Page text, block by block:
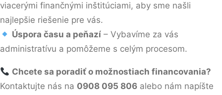
viacerými finančnými inštitúciami, aby sme našli
najlepšie riešenie pre vás.
Úspora času a peňazí – Vybavíme za vás
administratívu a pomôžeme s celým procesom.
Chcete sa poradiť o možnostiach financovania?
Kontaktujte nás na 0908 095 806 alebo nám napíšte